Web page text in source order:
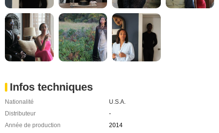
Infos techniques
Nationalité
U.S.A.
Distributeur
-
Année de production
2014